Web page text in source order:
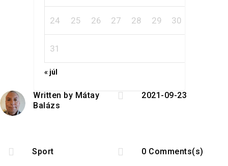
24 25 26 27 28 29 30
31
« júl
Written by Mátay
Balázs
 2021-09-23
 Sport  0 Comments(s)